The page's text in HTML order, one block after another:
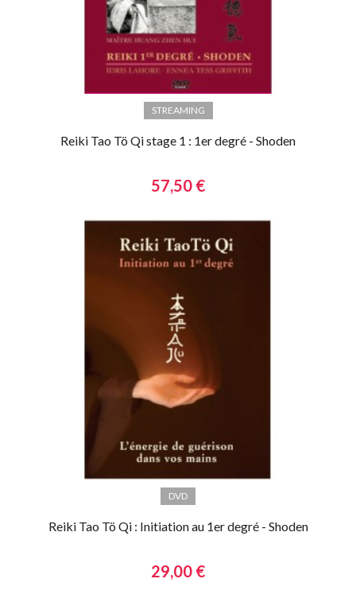
STREAMING
Reiki Tao Tö Qi stage 1 : 1er degré - Shoden
57,50 €
DVD
Reiki Tao Tö Qi : Initiation au 1er degré - Shoden
29,00 €